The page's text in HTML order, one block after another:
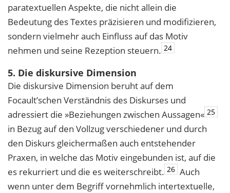
paratextuellen Aspekte, die nicht allein die
Bedeutung des Textes präzisieren und modifizieren,
sondern vielmehr auch Einfluss auf das Motiv
nehmen und seine Rezeption steuern. 24
5. Die diskursive Dimension
Die diskursive Dimension beruht auf dem
Focault’schen Verständnis des Diskurses und
adressiert die »Beziehungen zwischen Aussagen« 25
in Bezug auf den Vollzug verschiedener und durch
den Diskurs gleichermaßen auch entstehender
Praxen, in welche das Motiv eingebunden ist, auf die
es rekurriert und die es weiterschreibt. 26 Auch
wenn unter dem Begriff vornehmlich intertextuelle,